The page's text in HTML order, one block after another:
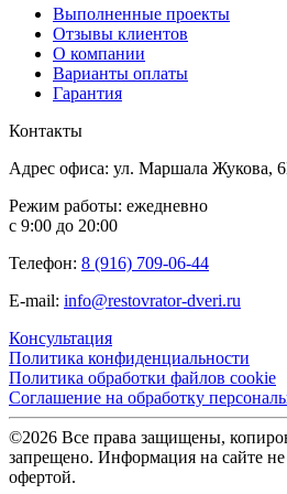
Выполненные проекты
Отзывы клиентов
О компании
Варианты оплаты
Гарантия
Контакты
Адрес офиса: ул. Маршала Жукова,
Режим работы: ежедневно
с 9:00 до 20:00
Телефон: 8 (916) 709-06-44
E-mail: info@restovrator-dveri.ru
Консультация
Политика конфиденциальности
Политика обработки файлов cookie
Соглашение на обработку
©2026 Все права защищены,
запрещено. Информация на сайте не
офертой.